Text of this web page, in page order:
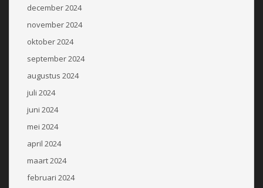
december 2024
november 2024
oktober 2024
september 2024
augustus 2024
juli 2024
juni 2024
mei 2024
april 2024
maart 2024
februari 2024